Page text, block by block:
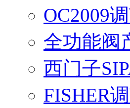
OC2009
全功能阀
西门子
FISHER